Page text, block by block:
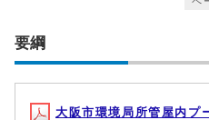
要綱
大阪市環境局所管屋内プ